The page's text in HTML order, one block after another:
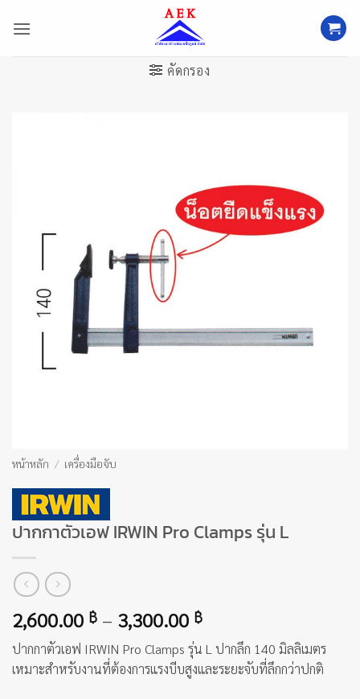
คัดกรอง
หน้าหลัก / เครื่องมือจับ
ปากกาตัวเอฟ IRWIN Pro Clamps รุ่น L
2,600.00 ฿ – 3,300.00 ฿Price
range:
2,600.00 ฿
through
ปากกาตัวเอฟ IRWIN Pro Clamps รุ่น L ปากลึก 140 มิลลิเมตร
เหมาะสำหรับงานที่ต้องการแรงบีบสูงและระยะจับที่ลึกกว่าปกติ